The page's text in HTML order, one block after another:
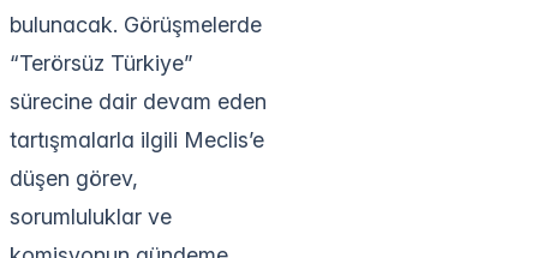
bulunacak. Görüşmelerde
“Terörsüz Türkiye”
sürecine dair devam eden
tartışmalarla ilgili Meclis’e
düşen görev,
sorumluluklar ve